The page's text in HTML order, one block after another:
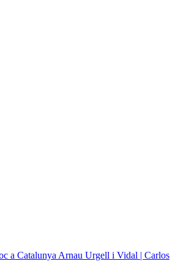
a Catalunya Arnau Urgell i Vidal | Carlos